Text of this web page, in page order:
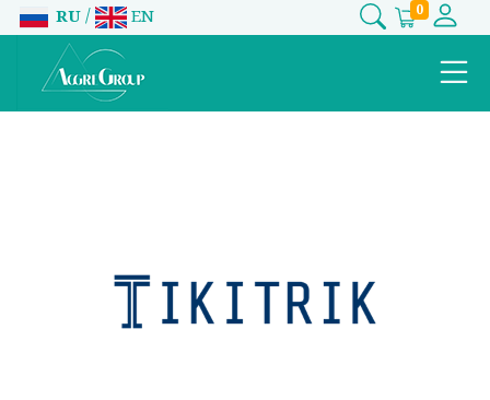
RU / EN 0